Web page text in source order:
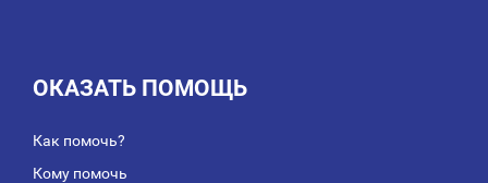
ОКАЗАТЬ ПОМОЩЬ
Как помочь?
Кому помочь